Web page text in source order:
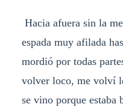
Hacia afuera sin la
espada muy afilada
mordió por todas
volver loco, me volví
se vino porque estaba